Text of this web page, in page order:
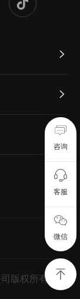
咨询
客服
微信
版权所有